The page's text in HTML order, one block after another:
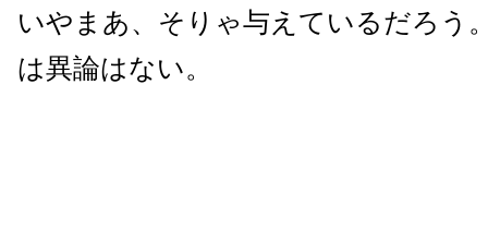
いやまあ、そりゃ与えているだろう
は異論はない。